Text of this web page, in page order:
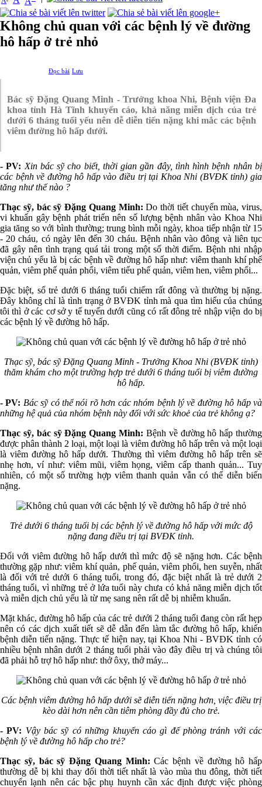
Không chủ quan với các bệnh lý về đường
hô hấp ở trẻ nhỏ
Đọc bài Lưu
Bác sỹ Đặng Quang Minh - Trưởng khoa Nhi, Bệnh viện Đa
khoa tỉnh Hà Tĩnh khuyến cáo, khả năng miễn dịch của trẻ
dưới 6 tháng tuổi yếu nên dễ diễn tiến nặng khi mắc các bệnh
viêm đường hô hấp dưới.
- PV: Xin bác sỹ cho biết, thời gian gần đây, tình hình bệnh nhân bị
các bệnh về đường hô hấp vào điều trị tại Khoa Nhi (BVĐK tỉnh) gia
tăng như thế nào ?
Thạc sỹ, bác sỹ Đặng Quang Minh: Do thời tiết chuyển mùa, virus,
vi khuẩn gây bệnh phát triển nên số lượng bệnh nhân vào Khoa Nhi
gia tăng so với bình thường; trung bình mỗi ngày, khoa tiếp nhận từ 15
- 20 cháu, có ngày lên đến 30 cháu. Bệnh nhân vào đông và liên tục
đã gây nên tình trạng quá tải trong một số thời điểm. Bệnh nhi nhập
viện chủ yếu là bị các bệnh về đường hô hấp như: viêm thanh khí phế
quản, viêm phế quản phổi, viêm tiểu phế quản, viêm hen, viêm phổi...
Đặc biệt, số trẻ dưới 6 tháng tuổi chiếm rất đông và thường bị nặng.
Đây không chỉ là tình trạng ở BVĐK tỉnh mà qua tìm hiểu của chúng
tôi thì ở các cơ sở y tế tuyến dưới cũng có rất đông trẻ nhập viện do bị
các bệnh lý về đường hô hấp.
Thạc sỹ, bác sỹ Đặng Quang Minh - Trưởng Khoa Nhi (BVĐK tỉnh)
thăm khám cho một trường hợp trẻ dưới 6 tháng tuổi bị viêm đường
hô hấp.
- PV: Bác sỹ có thể nói rõ hơn các nhóm bệnh lý về đường hô hấp và
những hệ quả của nhóm bệnh này đối với sức khoẻ của trẻ không ạ?
Thạc sỹ, bác sỹ Đặng Quang Minh: Bệnh về đường hô hấp thường
được phân thành 2 loại, một loại là viêm đường hô hấp trên và một loại
là viêm đường hô hấp dưới. Thường thì viêm đường hô hấp trên sẽ
nhẹ hơn, ví như: viêm mũi, viêm họng, viêm cấp thanh quản... Tuy
nhiên, có một số trường hợp viêm thanh quản vẫn có thể diễn biến
nặng.
Trẻ dưới 6 tháng tuổi bị các bệnh lý về đường hô hấp với mức độ
nặng đang điều trị tại BVĐK tỉnh.
Đối với viêm đường hô hấp dưới thì mức độ sẽ nặng hơn. Các bệnh
thường gặp như: viêm khí quản, phế quản, viêm phổi, hen suyễn, nhất
là đối với trẻ dưới 6 tháng tuổi, trong đó, đặc biệt nhất là trẻ dưới 2
tháng tuổi, vì những trẻ ở lứa tuổi này chưa có khả năng miễn dịch tốt
và miễn dịch chủ yếu là từ mẹ sang nên rất dễ bị nhiễm khuẩn.
Mặt khác, đường hô hấp của các trẻ dưới 2 tháng tuổi đang còn rất hẹp
nên có các dịch xuất tiết sẽ dễ dẫn đến làm tắc đường hô hấp, khiến
bệnh diễn tiến nặng. Thực tế hiện nay, tại Khoa Nhi - BVĐK tỉnh có
nhiều bệnh nhân dưới 2 tháng tuổi phải vào đây điều trị và chúng tôi
đã phải hỗ trợ hô hấp như: thở ôxy, thở máy...
Các bệnh viêm đường hô hấp dưới sẽ diễn tiến nặng hơn, việc điều trị
kèo dài hơn nên cần tiêm phòng đầy đủ cho trẻ.
- PV: Vậy bác sỹ có những khuyến cáo gì để phòng tránh với các
bệnh lý về đường hô hấp cho trẻ?
Thạc sỹ, bác sỹ Đặng Quang Minh: Các bệnh về đường hô hấp
thường dễ bị khi thay đổi thời tiết nhất là vào mùa thu đông, thời tiết
chuyển lạnh nên các bậc phụ huynh cần xác định được việc phòng